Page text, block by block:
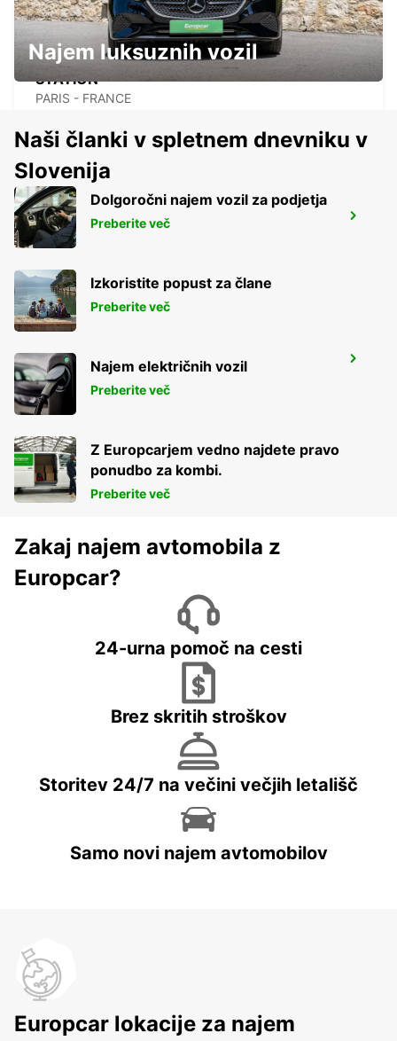
PARIS MONTPARNASSE RAILWAY
STATION
PARIS - FRANCE
PARIS GARE DU NORD RAILWAY
STATION
PARIS - FRANCE
PARIS PLACE D'ITALIE
PARIS - FRANCE
Najem luksuznih vozil
Naši članki v spletnem dnevniku v
Slovenija
Dolgoročni najem vozil za podjetja
Preberite več
Izkoristite popust za člane
Preberite več
Najem električnih vozil
Preberite več
Z Europcarjem vedno najdete pravo
ponudbo za kombi.
Preberite več
Zakaj najem avtomobila z
Europcar?
24-urna pomoč na cesti
Brez skritih stroškov
Storitev 24/7 na večini večjih letališč
Samo novi najem avtomobilov
Europcar lokacije za najem